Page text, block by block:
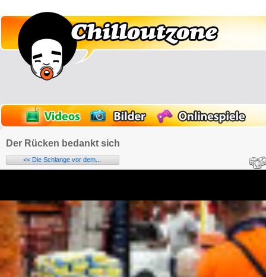
Der Rücken bedankt sich
<< Die Schlange vor dem...